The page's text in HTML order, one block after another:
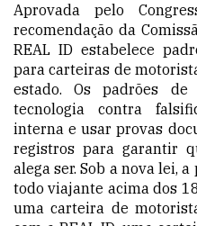
Aprovada pelo
recomendação da
REAL ID estabelece
para carteiras de
estado. Os padrões de
tecnologia contra
interna e usar provas
registros para garantir
alega ser. Sob a nova lei,
todo viajante acima dos
uma carteira de